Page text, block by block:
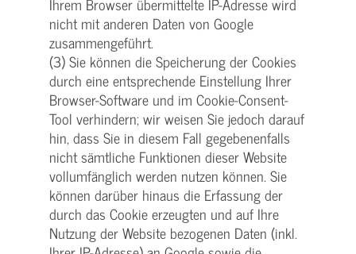
nicht mit anderen Daten von Google
zusammengeführt.
(3) Sie können die Speicherung der Cookies
durch eine entsprechende Einstellung Ihrer
Browser-Software und im Cookie-Consent-
Tool verhindern; wir weisen Sie jedoch darauf
hin, dass Sie in diesem Fall gegebenenfalls
nicht sämtliche Funktionen dieser Website
vollumfänglich werden nutzen können. Sie
können darüber hinaus die Erfassung der
durch das Cookie erzeugten und auf Ihre
Nutzung der Website bezogenen Daten (inkl.